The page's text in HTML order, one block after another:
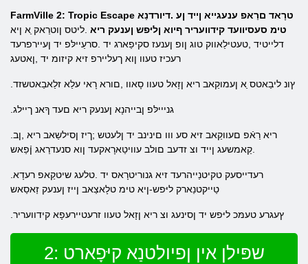
FarmVille 2: Tropic Escape טרָאד םרַאפ ענעגייא ןייד ןע .דיורדנַא
טימ סעסיוועד קידוועריר ףיוא ןליּפש ןענעק ריא .ליטס ןוטרַאק ַא ןיא
דלייטיד ,טעטילַאווק טוג ןופ ןענעז סקיפַארג יד .סרעַיילּפ יד ןעיירפרעד
רעכיז טעוו ןוא ךעליירפ זיא קיזומ יד ,ןאטעג
.ץונ ליבַאטס ַא ןעמוקַאב ריא ןזָאל טעוו סָאוו ,םורא רָאי עלַא זלַאבַאטשזד
.גנייילּפ ןבייהנָא ןענעק ריא םעד ךָאנ ךיילג
.קַאמשעג ןייד וצ זדעב םולב עוויטַארָאקעד ןוא סנעדרַאג ןֿפַאש
טַייקטנַארק ליּפש-ןיא טימ טלָאצַאב ןייז ןענעק זַאסַאש
.ץעגרע טעמּכ ליּפש יד ןסינעג וצ ריא ןזָאל טעוו זרעטיירעּפָא קידוועריר
שפּילן אין ןפיולטנַא קיּפָארט :2